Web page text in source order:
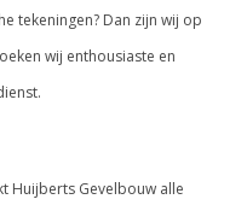
tekeningen? Dan zijn wij op
wij enthousiaste en
Huijberts Gevelbouw alle